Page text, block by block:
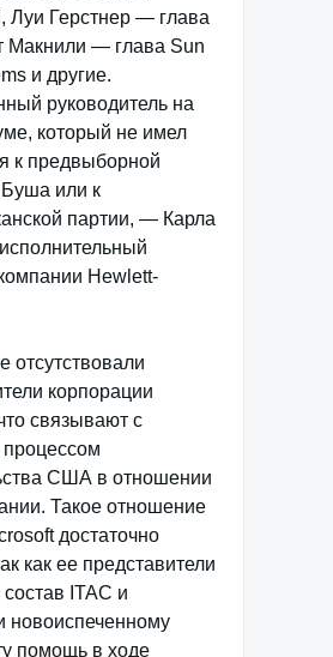
Луи Герстнер — глава
Макнили — глава Sun
и другие.
руководитель на
который не имел
к предвыборной
или к
партии, — Карла
Hewlett-
отсутствовали
корпорации
связывают с
США в отношении
Такое отношение
достаточно
как ее представители
ITAC и
новоиспеченному
помощь в ходе